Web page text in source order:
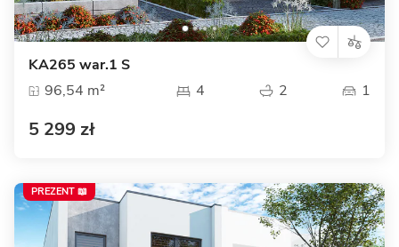
KA265 war.1 S
96,54 m²
4 2 1
5 299 zł
PREZENT 📖